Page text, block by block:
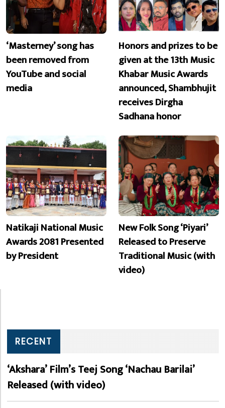
‘Masterney’ song has
been removed from
YouTube and social
media
Honors and prizes to be
given at the 13th Music
Khabar Music Awards
announced, Shambhujit
receives Dirgha
Sadhana honor
Natikaji National Music
Awards 2081 Presented
by President
New Folk Song ‘Piyari’
Released to Preserve
Traditional Music (with
video)
RECENT
‘Akshara’ Film’s Teej Song ‘Nachau Barilai’
Released (with video)